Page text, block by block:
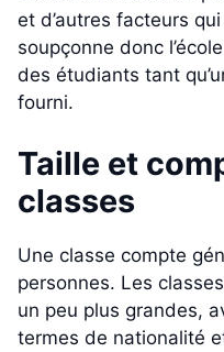
et d’autres facteurs
soupçonne donc
des étudiants tant
fourni.
Taille et
classes
Une classe compte
personnes. Les
un peu plus grandes,
termes de nationalité